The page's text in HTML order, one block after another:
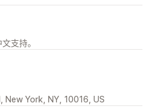
支持。
New York, NY, 10016, US